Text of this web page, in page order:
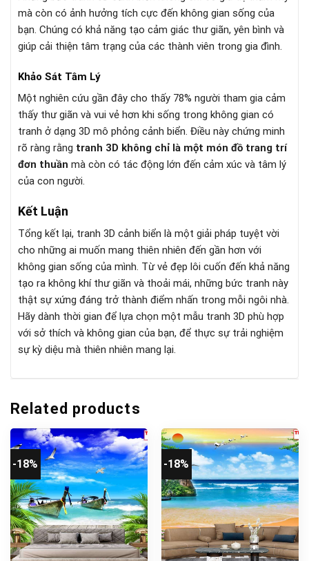
mà còn có ảnh hưởng tích cực đến không gian sống của
bạn. Chúng có khả năng tạo cảm giác thư giãn, yên bình và
giúp cải thiện tâm trạng của các thành viên trong gia đình.
Khảo Sát Tâm Lý
Một nghiên cứu gần đây cho thấy 78% người tham gia cảm
thấy thư giãn và vui vẻ hơn khi sống trong không gian có
tranh ở dạng 3D mô phỏng cảnh biển. Điều này chứng minh
rõ ràng rằng tranh 3D không chỉ là một món đồ trang trí
đơn thuần mà còn có tác động lớn đến cảm xúc và tâm lý
của con người.
Kết Luận
Tổng kết lại, tranh 3D cảnh biển là một giải pháp tuyệt vời
cho những ai muốn mang thiên nhiên đến gần hơn với
không gian sống của mình. Từ vẻ đẹp lôi cuốn đến khả năng
tạo ra không khí thư giãn và thoải mái, những bức tranh này
thật sự xứng đáng trở thành điểm nhấn trong mỗi ngôi nhà.
Hãy dành thời gian để lựa chọn một mẫu tranh 3D phù hợp
với sở thích và không gian của bạn, để thực sự trải nghiệm
sự kỳ diệu mà thiên nhiên mang lại.
Related products
-18% -18%